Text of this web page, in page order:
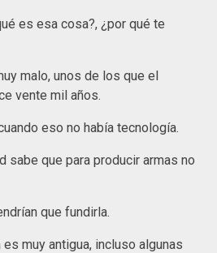
es esa cosa?, ¿por qué te
malo, unos de los que el
vente mil años.
eso no había tecnología.
que para producir armas no
que fundirla.
muy antigua, incluso algunas